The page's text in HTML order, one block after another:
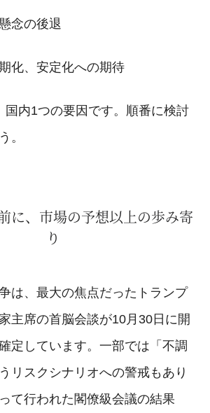
念の後退
化、安定化への期待
国内1つの要因です。順番に検討
。
に、市場の予想以上の歩み寄
り
は、最大の焦点だったトランプ
主席の首脳会談が10月30日に開
定しています。一部では「不調
リスクシナリオへの警戒もあり
て行われた閣僚級会議の結果